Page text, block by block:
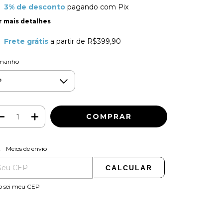
3% de descontopagando com Pix
mais detalhes
Frete grátis a partir de R$399,90
para o CEP:
Meios de envio
CALCULAR
sei meu CEP